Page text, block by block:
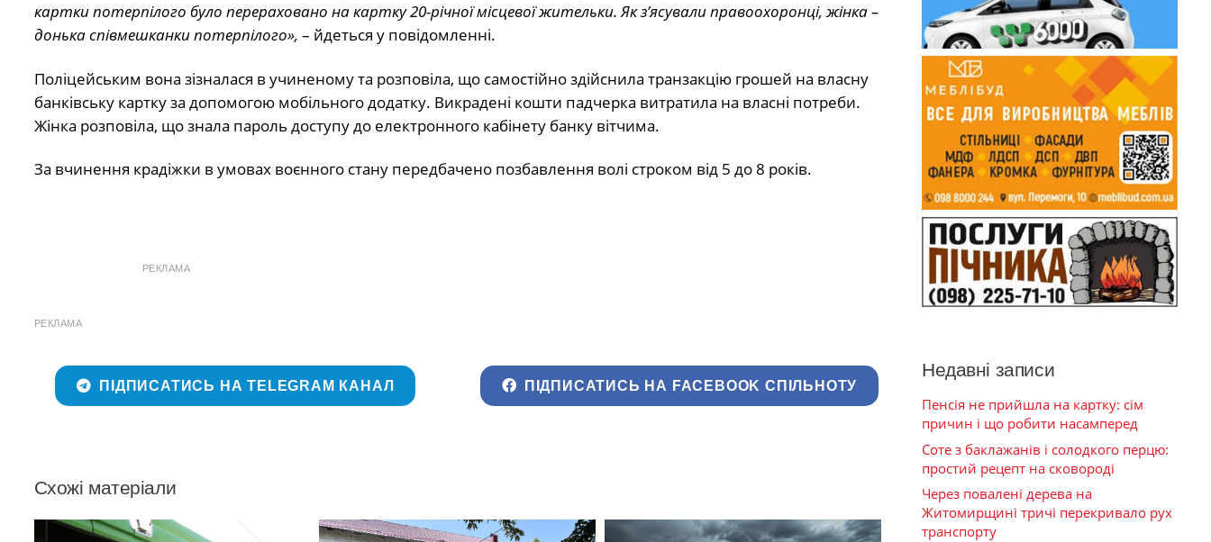
картки потерпілого було перераховано на картку 20-річної місцевої жительки. Як з’ясували правоохоронці, жінка –
донька співмешканки потерпілого», – йдеться у повідомленні.
Поліцейським вона зізналася в учиненому та розповіла, що самостійно здійснила транзакцію грошей на власну
банківську картку за допомогою мобільного додатку. Викрадені кошти падчерка витратила на власні потреби.
Жінка розповіла, що знала пароль доступу до електронного кабінету банку вітчима.
За вчинення крадіжки в умовах воєнного стану передбачено позбавлення волі строком від 5 до 8 років.
РЕКЛАМА
РЕКЛАМА
ПІДПИСАТИСЬ НА TELEGRAM КАНАЛ ПІДПИСАТИСЬ НА FACEBOOK СПІЛЬНОТУ
Схожі матеріали
Недавні записи
Пенсія не прийшла на картку: сім
причин і що робити насамперед
Соте з баклажанів і солодкого перцю:
простий рецепт на сковороді
Через повалені дерева на
Житомирщині тричі перекривало рух
транспорту